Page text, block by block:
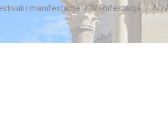
i manifestacije / Manifestacije/